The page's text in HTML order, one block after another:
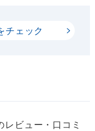
チェック
ビュー・口コミ